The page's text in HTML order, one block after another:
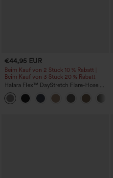
€44,95 EUR
Beim Kauf von 2 Stück 10 % Rabatt |
Beim Kauf von 3 Stück 20 % Rabatt
Halara Flex™ DayStretch Flare-Hose mit
hohem Bund und Taschen für die Arbeit